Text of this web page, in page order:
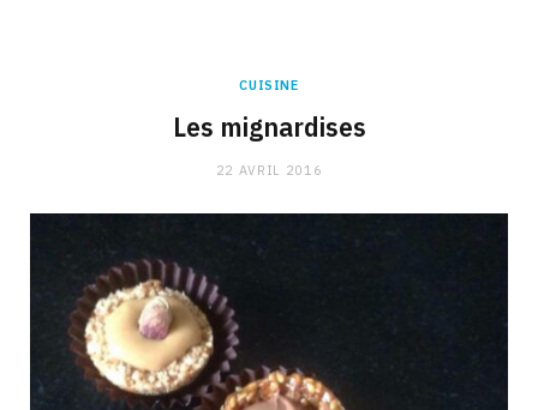
CUISINE
Les mignardises
22 AVRIL 2016